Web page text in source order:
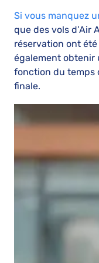
Si vous manquez
que des vols d’Air
réservation ont
également obtenir
fonction du temps
finale.